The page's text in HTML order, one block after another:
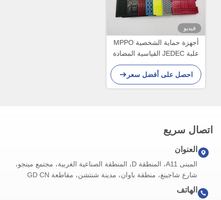
فيديو
أجهزة حماية الشخصية MPPO
علبة JEDEC القياسية المضادة
للستاتيكية التي تتجنب التقاط
اليدوي
احصل على أفضل سعر
اتصال سريع
العنوان
المبنى A11، المنطقة D، المنطقة الصناعية الغربية، مجتمع مينجو،
شارع شاجينغ، منطقة باوان، مدينة شنتشن، مقاطعة GD CN
الهاتف